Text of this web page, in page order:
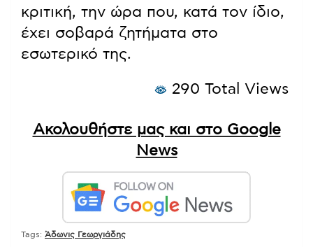
κριτική, την ώρα που, κατά τον ίδιο,
έχει σοβαρά ζητήματα στο
εσωτερικό της.
290 Total Views
Ακολουθήστε μας και στο Google
News
Tags: Άδωνις Γεωργιάδης